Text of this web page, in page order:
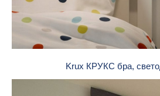
Krux КРУКС бра,